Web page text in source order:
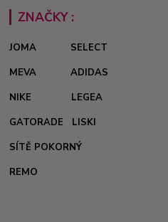
ZNAČKY :
JOMA
SELECT
MEVA
ADIDAS
NIKE
LEGEA
GATORADE
LISKI
SÍTĚ POKORNÝ
REMO